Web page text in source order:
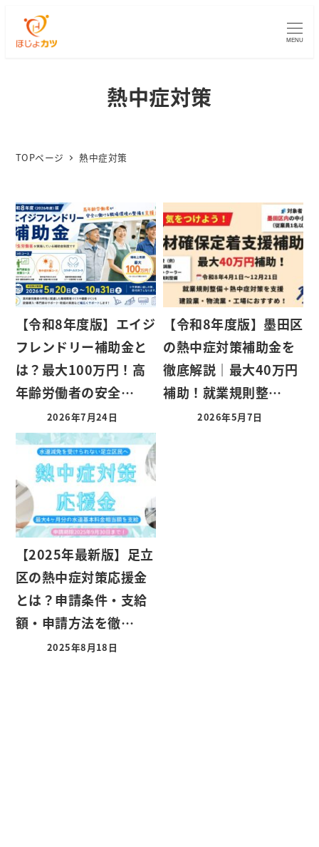
MENU
熱中症対策
TOPページ 熱中症対策
【令和8年度版】エイジ
フレンドリー補助金と
は？最大100万円！高
年齢労働者の安全…
2026年7月24日
【令和8年度版】墨田区
の熱中症対策補助金を
徹底解説｜最大40万円
補助！就業規則整…
2026年5月7日
【2025年最新版】足立
区の熱中症対策応援金
とは？申請条件・支給
額・申請方法を徹…
2025年8月18日